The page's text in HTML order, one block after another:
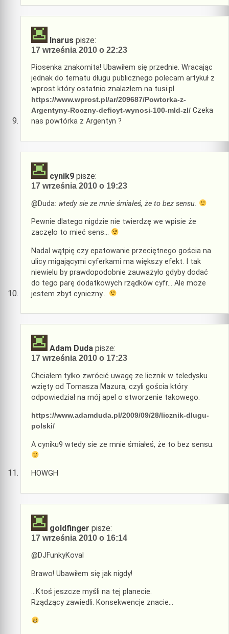
Inarus pisze:
17 września 2010 o 22:23
Piosenka znakomita! Ubawiłem się przednie. Wracając
jednak do tematu długu publicznego polecam artykuł z
wprost który ostatnio znalazłem na tusi.pl
https://www.wprost.pl/ar/209687/Powtorka-z-
Argentyny-Roczny-deficyt-wynosi-100-mld-zl/ Czeka
nas powtórka z Argentyn ?
cynik9 pisze:
17 września 2010 o 19:23
@Duda: wtedy sie ze mnie śmiałeś, że to bez sensu.
Pewnie dlatego nigdzie nie twierdzę we wpisie że
zaczęło to mieć sens…
Nadal wątpię czy epatowanie przeciętnego gościa na
ulicy migającymi cyferkami ma większy efekt. I tak
niewielu by prawdopodobnie zauważyło gdyby dodać
do tego parę dodatkowych rządków cyfr… Ale może
jestem zbyt cyniczny…
Adam Duda pisze:
17 września 2010 o 17:23
Chciałem tylko zwrócić uwagę ze licznik w teledysku
wzięty od Tomasza Mazura, czyli gościa który
odpowiedział na mój apel o stworzenie takowego.
https://www.adamduda.pl/2009/09/28/licznik-dlugu-
polski/
A cyniku9 wtedy sie ze mnie śmiałeś, że to bez sensu.
HOWGH
goldfinger pisze:
17 września 2010 o 16:14
@DJFunkyKoval
Brawo! Ubawiłem się jak nigdy!
…Ktoś jeszcze myśli na tej planecie.
Rządzący zawiedli. Konsekwencje znacie…